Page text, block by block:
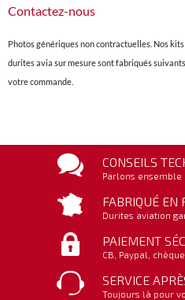
Contactez-nous
Photos génériques non contractuelles. Nos
durites avia sur mesure sont fabriqués
votre commande.
CONSEILS
Parlons ensemble
FABRIQUÉ EN
Durites aviation
PAIEMENT
CB, Paypal,
SERVICE
Toujours là pour